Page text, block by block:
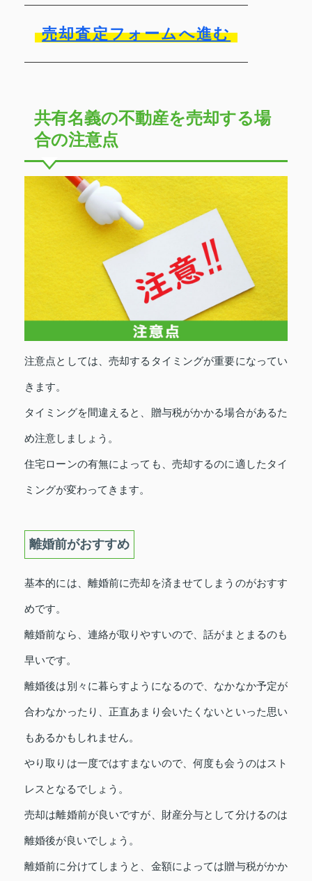
売却査定フォームへ進む
共有名義の不動産を売却する場
合の注意点
注意点としては、売却するタイミングが重要になってい
きます。
タイミングを間違えると、贈与税がかかる場合があるた
め注意しましょう。
住宅ローンの有無によっても、売却するのに適したタイ
ミングが変わってきます。
離婚前がおすすめ
基本的には、離婚前に売却を済ませてしまうのがおすす
めです。
離婚前なら、連絡が取りやすいので、話がまとまるのも
早いです。
離婚後は別々に暮らすようになるので、なかなか予定が
合わなかったり、正直あまり会いたくないといった思い
もあるかもしれません。
やり取りは一度ではすまないので、何度も会うのはスト
レスとなるでしょう。
売却は離婚前が良いですが、財産分与として分けるのは
離婚後が良いでしょう。
離婚前に分けてしまうと、金額によっては贈与税がかか